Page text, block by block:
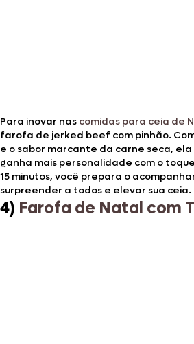
Para inovar nas comidas para ceia de
farofa de jerked beef com pinhão.
e o sabor marcante da carne seca,
ganha mais personalidade com o
15 minutos, você prepara o
surpreender a todos e elevar sua ceia.
4) Farofa de Natal com